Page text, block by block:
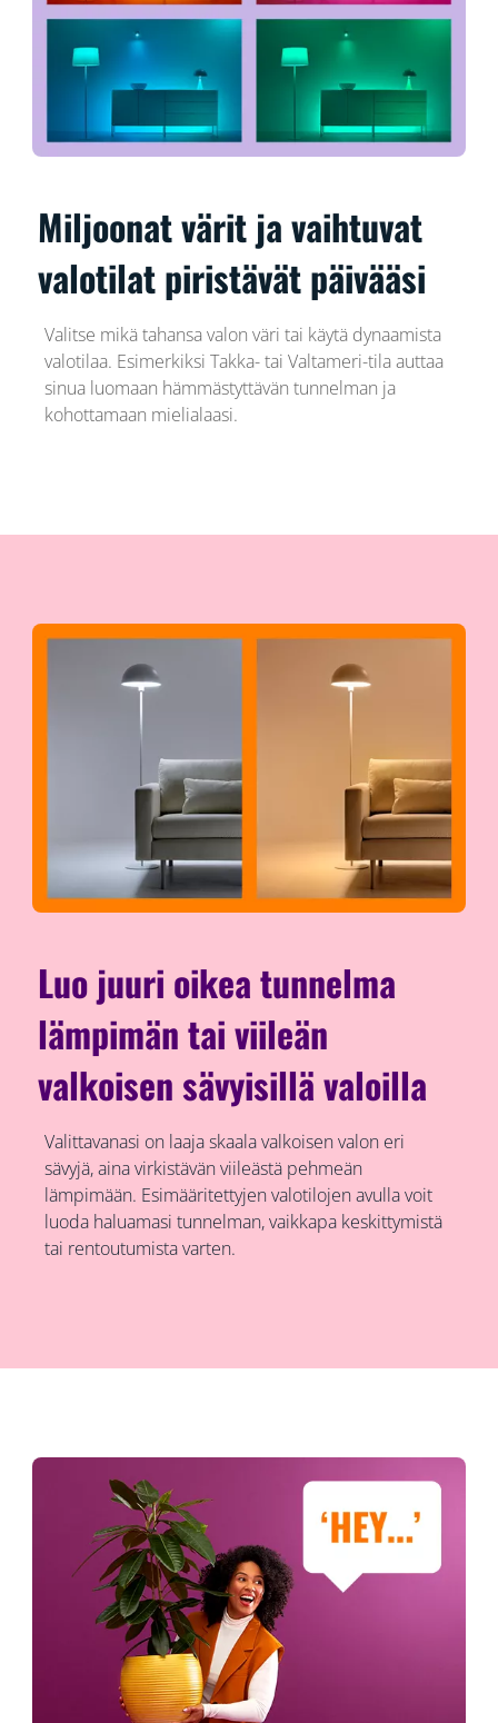
Miljoonat värit ja vaihtuvat
valotilat piristävät päivääsi
Valitse mikä tahansa valon väri tai käytä dynaamista
valotilaa. Esimerkiksi Takka- tai Valtameri-tila auttaa
sinua luomaan hämmästyttävän tunnelman ja
kohottamaan mielialaasi.
Luo juuri oikea tunnelma
lämpimän tai viileän
valkoisen sävyisillä valoilla
Valittavanasi on laaja skaala valkoisen valon eri
sävyjä, aina virkistävän viileästä pehmeän
lämpimään. Esimääritettyjen valotilojen avulla voit
luoda haluamasi tunnelman, vaikkapa keskittymistä
tai rentoutumista varten.